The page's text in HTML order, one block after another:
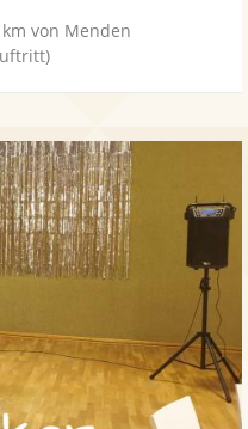
von Menden